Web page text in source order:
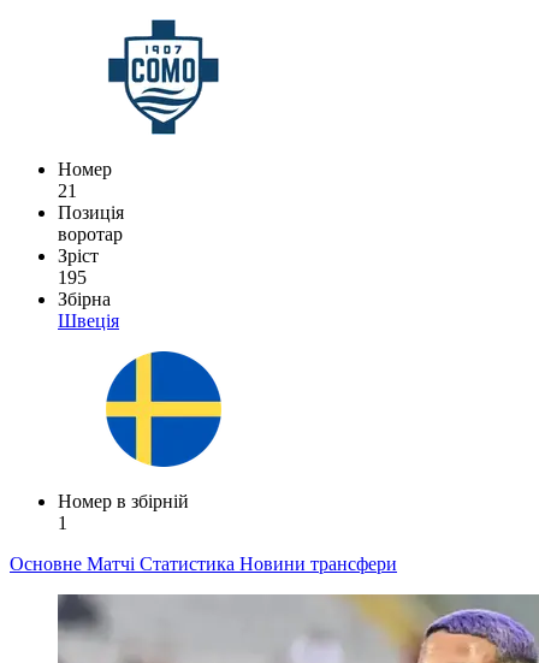
Номер
21
Позиція
воротар
Зріст
195
Збірна
Швеція
Номер в збірній
1
Основне Матчі Статистика Новини трансфери